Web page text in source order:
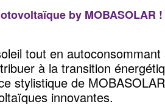
by MOBASOLAR !
tout en
à la transition
stylistique de
innovantes.